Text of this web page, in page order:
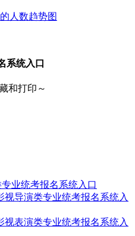
人数趋势图
系统入口
和打印～
业统考报名系统入口
视导演类专业统考报名系统入
视表演类专业统考报名系统入